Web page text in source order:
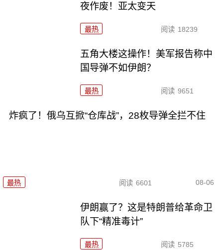
夜作废！亚太变天
最热 阅读 18239
五角大楼这操作！美军报告称中
国导弹不如伊朗？
最热 阅读 9651
炸疯了！俄乌互掀“仓库战”，28枚导弹全拦不住
最热 阅读 6601 08-06
伊朗赢了？这是特朗普给革命卫
队下“精准毒计”
最热 阅读 5785